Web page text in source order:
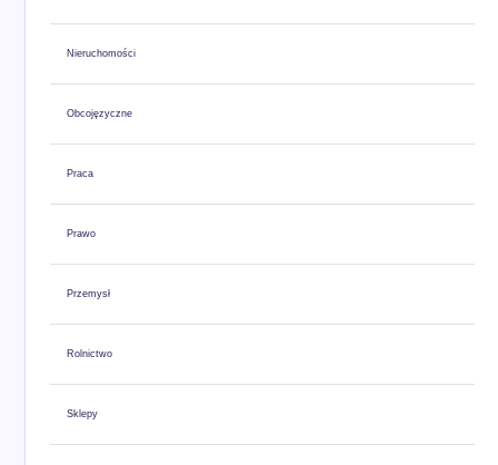
Nieruchomości
Obcojęzyczne
Praca
Prawo
Przemysł
Rolnictwo
Sklepy